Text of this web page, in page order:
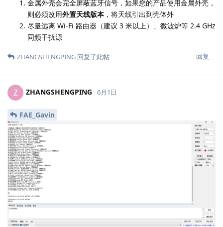
金属外壳会完全屏蔽蓝牙信号，如果您的产品使用金属外壳，
则必须改用外置天线版本，将天线引出到壳体外
尽量远离 Wi-Fi 路由器（建议 3 米以上）、微波炉等 2.4 GHz
同频干扰源
回复
ZHANGSHENGPING 回复了此帖
Z ZHANGSHENGPING 6月1日
FAE_Gavin